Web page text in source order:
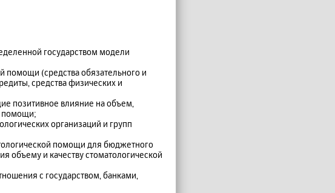
государством модели
помощи (средства обязательного и
средства физических и
позитивное влияние на объем,
помощи;
организаций и групп
помощи для бюджетного
объему и качеству стоматологической
с государством, банками,